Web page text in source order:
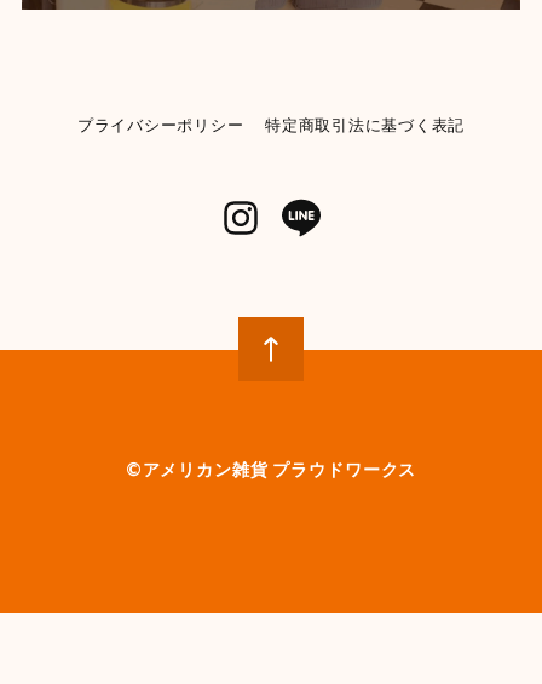
プライバシーポリシー 特定商取引法に基づく表記
©︎アメリカン雑貨 プラウドワークス